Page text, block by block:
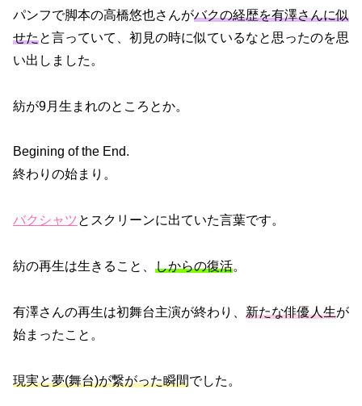
パンフで脚本の高橋悠也さんがバクの経歴を有澤さんに似
せたと言っていて、初見の時に似ているなと思ったのを思
い出しました。
紡が9月生まれのところとか。
Begining of the End.
終わりの始まり。
バクシャツ とスクリーンに出ていた言葉です。
紡の再生は生きること、 しからの復活。
有澤さんの再生は初舞台主演が終わり、 新たな俳優人生が
始まったこと。
現実と夢(舞台)が繋がった瞬間でした。